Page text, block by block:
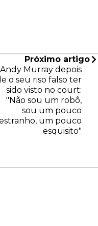
Próximo artigo
Andy Murray depois
o seu riso falso ter
sido visto no court:
"Não sou um robô,
sou um pouco
um pouco
esquisito"